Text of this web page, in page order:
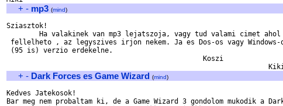
+ - mp3 (mind)
Sziasztok!
fellelheto , az legyszives irjon nekem. Ja es Dos-os vagy Windows-
(95 is) verzio erdekelne.
+ - Dark Forces es Game Wizard (mind)
Kedves Jatekosok!
Bar meg nem probaltam ki, de a Game Wizard 3 gondolom mukodik a